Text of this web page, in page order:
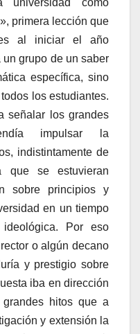
como
primera lección que
al iniciar el año
grupo de un saber
específica, sino
los estudiantes.
señalar los grandes
impulsar la
indistintamente de
se estuvieran
sobre principios y
en un tiempo
Por eso
o algún decano
y prestigio sobre
iba en dirección
hitos que a
y extensión la